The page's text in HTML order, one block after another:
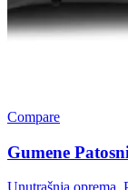
Compare
Gumene